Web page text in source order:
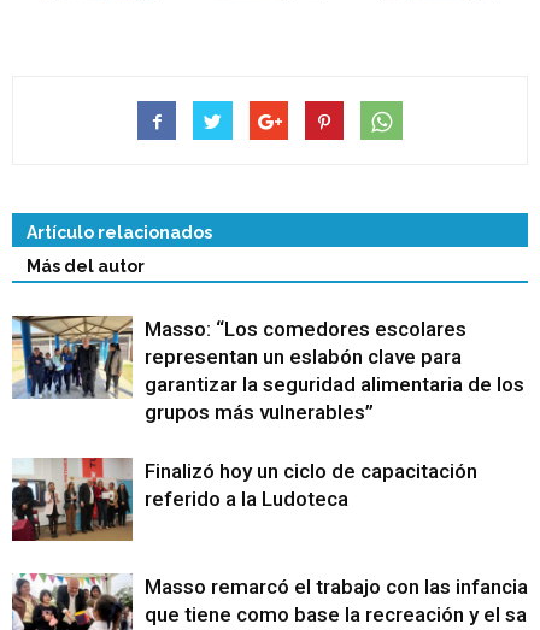
Artículo relacionados
Más del autor
Masso: “Los comedores escolares
representan un eslabón clave para
garantizar la seguridad alimentaria de los
grupos más vulnerables”
Finalizó hoy un ciclo de capacitación
referido a la Ludoteca
Masso remarcó el trabajo con las infancias
que tiene como base la recreación y el